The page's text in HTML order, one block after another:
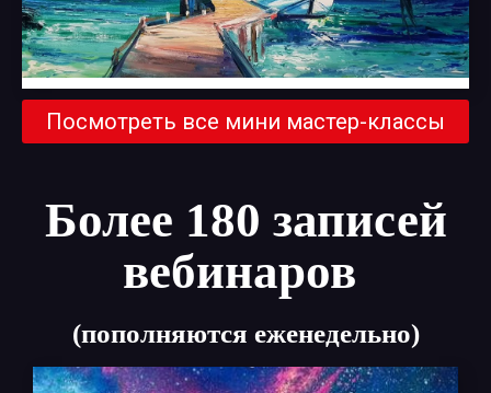
Посмотреть все мини мастер-классы
Более 180 записей
вебинаров
(пополняются еженедельно)